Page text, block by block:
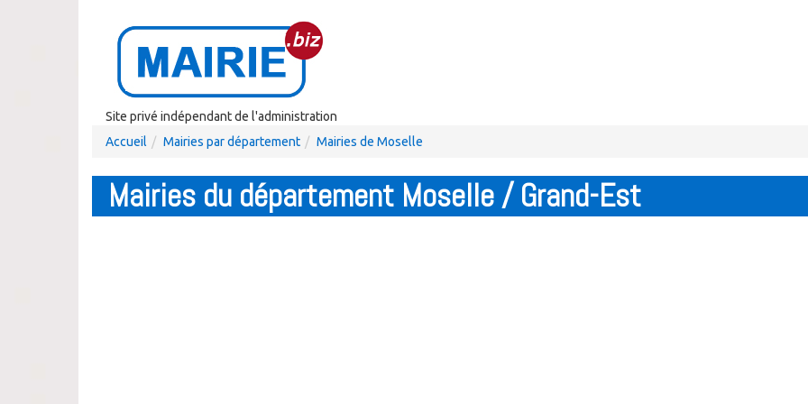
Site privé indépendant de l'administration
Accueil
Mairies par département Mairies de Moselle
Mairies du département Moselle / Grand-Est